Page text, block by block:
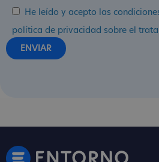
He leído y acepto las
política de privacidad sobre el